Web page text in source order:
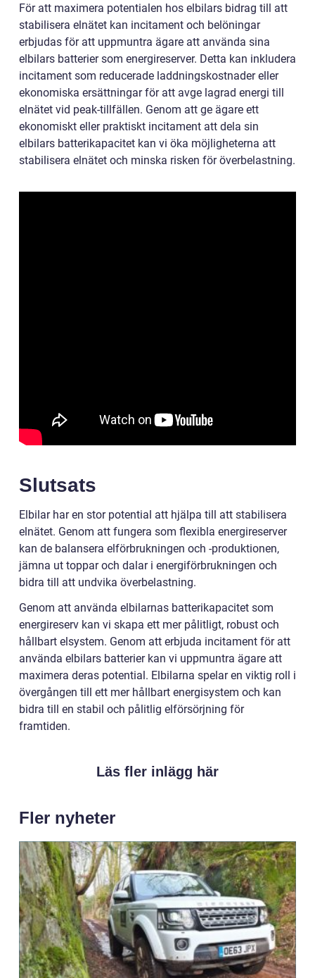
För att maximera potentialen hos elbilars bidrag till att
stabilisera elnätet kan incitament och belöningar
erbjudas för att uppmuntra ägare att använda sina
elbilars batterier som energireserver. Detta kan inkludera
incitament som reducerade laddningskostnader eller
ekonomiska ersättningar för att avge lagrad energi till
elnätet vid peak-tillfällen. Genom att ge ägare ett
ekonomiskt eller praktiskt incitament att dela sin
elbilars batterikapacitet kan vi öka möjligheterna att
stabilisera elnätet och minska risken för överbelastning.
Slutsats
Elbilar har en stor potential att hjälpa till att stabilisera
elnätet. Genom att fungera som flexibla energireserver
kan de balansera elförbrukningen och -produktionen,
jämna ut toppar och dalar i energiförbrukningen och
bidra till att undvika överbelastning.
Genom att använda elbilarnas batterikapacitet som
energireserv kan vi skapa ett mer pålitligt, robust och
hållbart elsystem. Genom att erbjuda incitament för att
använda elbilars batterier kan vi uppmuntra ägare att
maximera deras potential. Elbilarna spelar en viktig roll i
övergången till ett mer hållbart energisystem och kan
bidra till en stabil och pålitlig elförsörjning för
framtiden.
Läs fler inlägg här
Fler nyheter